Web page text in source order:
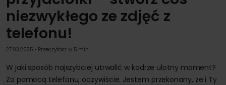
niezwykłego ze zdjęć z
telefonu!
27.03.2025 • Przeczytasz w 5 min.
W jaki sposób najszybciej utrwalić w kadrze ulotny moment?
Za pomocą telefonu, oczywiście. Jestem przekonany, że i Ty